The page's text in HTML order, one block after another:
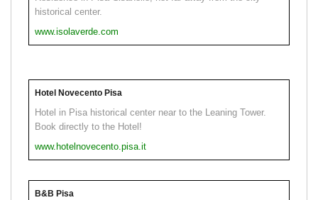
historical center.
www.isolaverde.com
Hotel Novecento Pisa
Hotel in Pisa historical center near to the Leaning Tower.
Book directly to the Hotel!
www.hotelnovecento.pisa.it
B&B Pisa